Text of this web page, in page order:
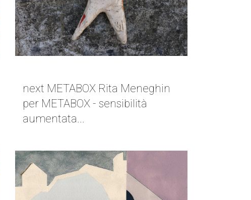
next METABOX Rita Meneghin
per METABOX - sensibilità
aumentata...